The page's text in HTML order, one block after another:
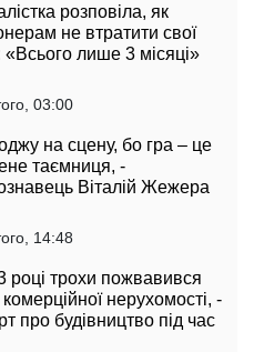
розповіла, як
не втратити свої
«Всього лише 3 місяці»
03:00
на сцену, бо гра – це
таємниця, -
Віталій Жежера
14:48
році трохи пожвавився
нерухомості, -
про будівництво під час